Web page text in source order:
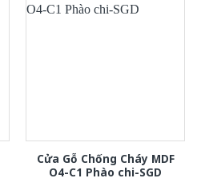
Cửa Gỗ Chống Cháy MDF
O4-C1 Phào chi-SGD